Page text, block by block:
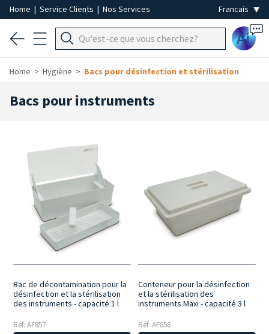
Home | Service Clients | Nos Services
Ai
Home Hygiène Bacs pour désinfection et stérilisation
Bacs pour instruments
Bac de décontamination pour la
désinfection et la stérilisation
des instruments - capacité 1 l
Réf: AF857
Conteneur pour la désinfection
et la stérilisation des
instruments Maxi - capacité 3 l
Réf: AF858